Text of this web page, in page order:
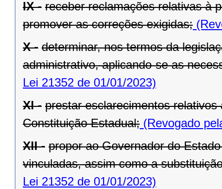
IX - receber reclamações relativas à
promover as correções exigidas;
X - determinar, nos termos da
administrativo, aplicando-se as
Lei 21352 de 01/01/2023)
XI - prestar esclarecimentos
Constituição Estadual; (Revogado
XII - propor ao Governador do
vinculadas, assim como a
Lei 21352 de 01/01/2023)